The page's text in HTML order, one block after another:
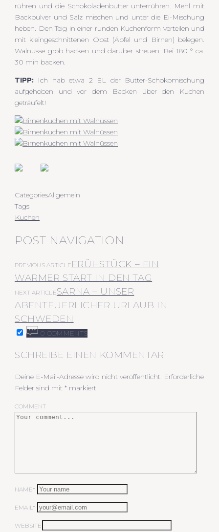
rühren und die Schokoladenbutter unterrühren. Mehl mit
Backpulver und Salz mischen und unter die Ei-Mischung
heben. Den Teig in einer runden Kuchenform verteilen und
mit kleingeschnittenen Obst (Äpfel und Birnen) belegen.
Walnüsse grob hacken und darüber streuen. Bei 180 ° ca.
30 min backen.
TIPP: Ich hab etwa 2 EL der Butter-Schokomischung
aufgehoben und vor dem Backen über den Kuchen
geträufelt!
CategoriesAllgemein
Tags
Kuchen
POST NAVIGATION
PREVIOUS ARTICLE FRÜHSTÜCK – EIN
WARMER START IN DEN TAG
NEXT ARTICLESÄRNA – UNSER
ABENTEUERLICHER URLAUB IN
SCHWEDEN
0 COMMENTS
SCHREIBE EINEN KOMMENTAR
Deine E-Mail-Adresse wird nicht veröffentlicht. Erforderliche
Felder sind mit * markiert
COMMENT
NAME*
EMAIL*
WEBSITE